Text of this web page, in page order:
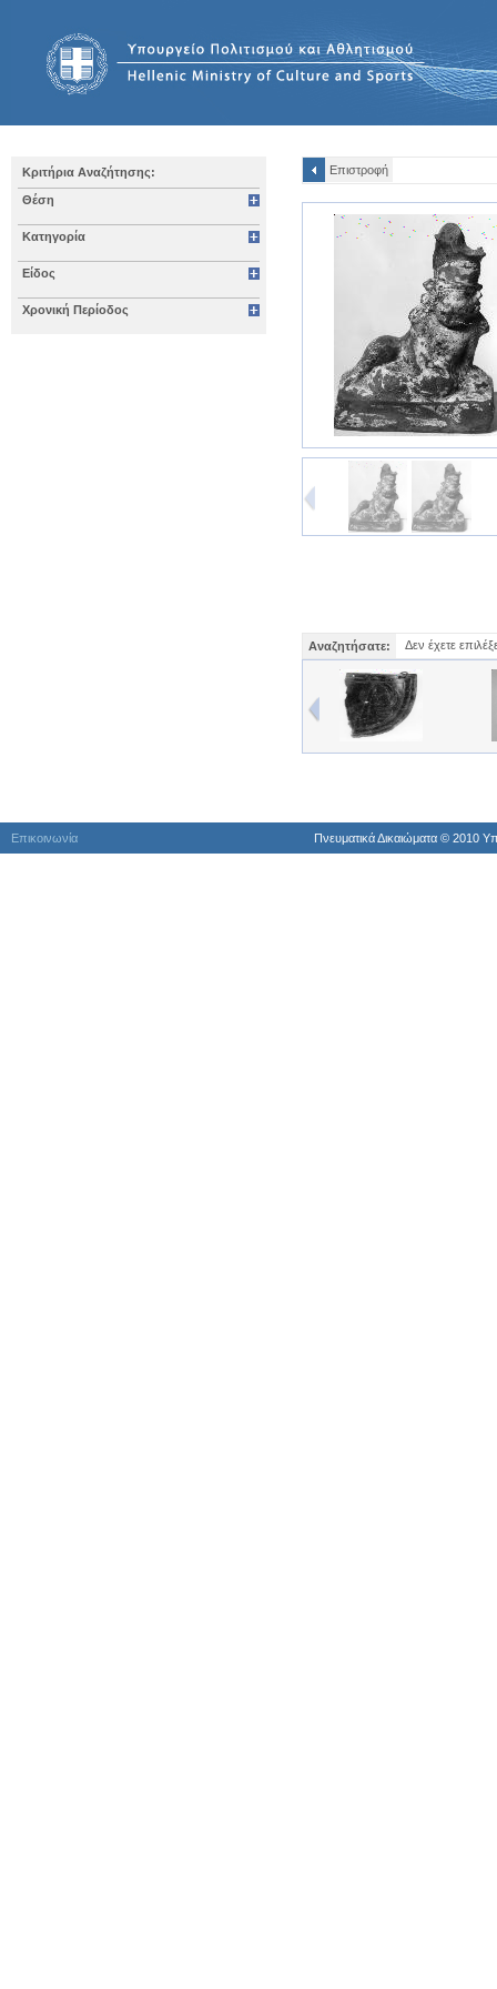
Κριτήρια Αναζήτησης:
Θέση
Κατηγορία
Είδος
Χρονική Περίοδος
Επιστροφή
Αναζητήσατε: Δεν έχετε
Επικοινωνία Πνευματικά Δικαιώματα © 2010